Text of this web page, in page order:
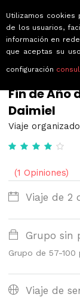
← Volver a
Fin de Año
Daimiel
Viaje
(1 Opiniones)
Viaje de 2
Grupo sin
Grupo de 57-100
Viaje de
Utilizamos cookies
de los usuarios,
información en
que aceptas su
configuración